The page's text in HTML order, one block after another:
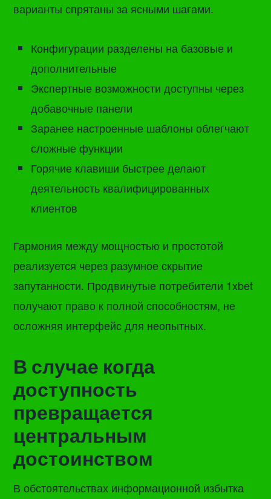
варианты спрятаны за ясными шагами.
Конфигурации разделены на базовые и
дополнительные
Экспертные возможности доступны через
добавочные панели
Заранее настроенные шаблоны облегчают
сложные функции
Горячие клавиши быстрее делают
деятельность квалифицированных
клиентов
Гармония между мощностью и простотой
реализуется через разумное скрытие
запутанности. Продвинутые потребители 1xbet
получают право к полной способностям, не
осложняя интерфейс для неопытных.
В случае когда
доступность
превращается
центральным
достоинством
В обстоятельствах информационной избытка